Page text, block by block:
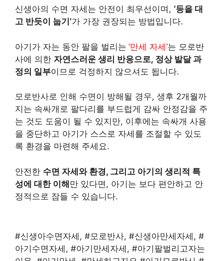
신생아의 수면 자세는 안전이 최우선이며, ‘등을 대
고 반듯이 눕기’가 가장 권장되는 방법입니다.
아기가 자는 동안 팔을 벌리는 ‘만세 자세’는 모로반
사에 의한 자연스러운 생리 반응으로, 정상 발달 과
정의 일부이므로 걱정하지 않으셔도 됩니다.
모로반사로 인해 수면이 방해될 경우, 생후 2개월까
지는 속싸개로 팔다리를 부드럽게 감싸 안정감을 주
는 것도 도움이 될 수 있지만, 이후에는 속싸개 사용
을 중단하고 아기가 스스로 자세를 조절할 수 있도
록 환경을 마련해 주세요.
안전한 수면 자세와 환경, 그리고 아기의 생리적 특
성에 대한 이해만 있다면, 아기는 보다 편안하고 안
정적으로 잠들 수 있습니다.
#신생아수면자세, #모로반사, #신생아만세자세, #
아기수면자세, #아기만세자세, #아기팔벌리고자는